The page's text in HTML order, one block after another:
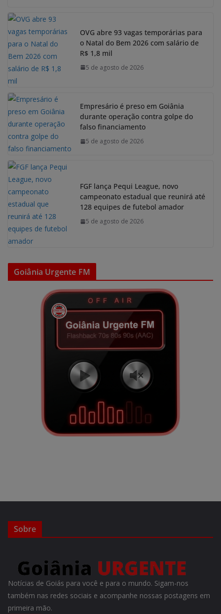
OVG abre 93 vagas temporárias para
o Natal do Bem 2026 com salário de
R$ 1,8 mil
5 de agosto de 2026
Empresário é preso em Goiânia
durante operação contra golpe do
falso financiamento
5 de agosto de 2026
FGF lança Pequi League, novo
campeonato estadual que reunirá até
128 equipes de futebol amador
5 de agosto de 2026
Goiânia Urgente FM
Sobre
Notícias de Goiás para você e para o mundo. Sigam-nos
também nas redes sociais e acompanhe nossas postagens em
primeira mão.